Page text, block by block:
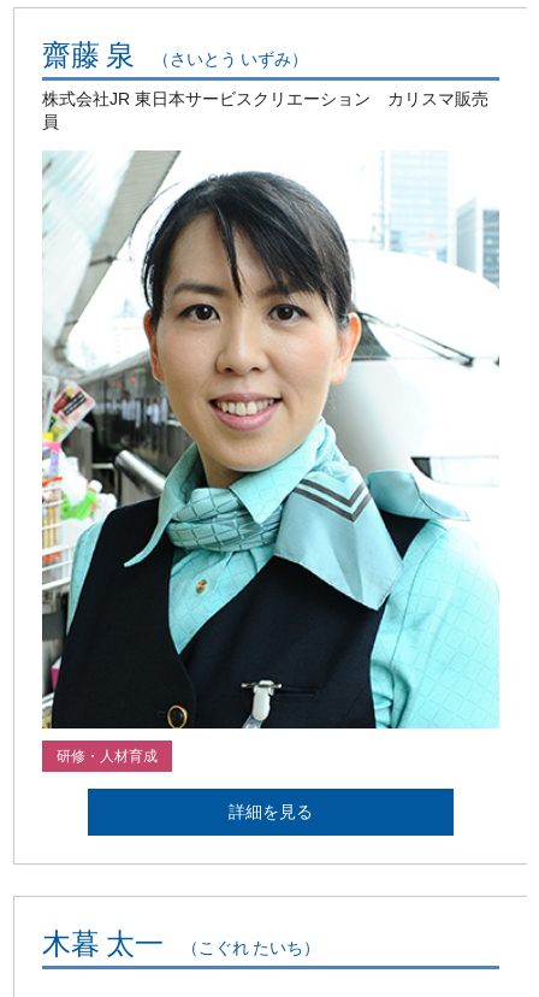
齋藤 泉 （さいとう いずみ）
株式会社JR 東日本サービスクリエーション カリスマ販売
員
研修・人材育成
詳細を見る
木暮 太一 （こぐれ たいち）